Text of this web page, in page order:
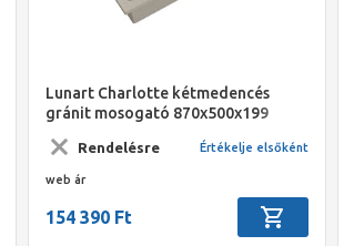
Lunart Charlotte kétmedencés
gránit mosogató 870x500x199
Rendelésre Értékelje elsőként
web ár
154 390 Ft